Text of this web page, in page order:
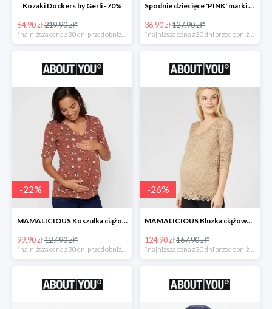
Kozaki Dockers by Gerli -70%
64.90 zł219.90 zł*
Spodnie dziecięce 'PINK' marki GAP -71%
36.90 zł127.90 zł*
-22%
MAMALICIOUS Koszulka ciążowa 'Zana' -26%
99.90 zł127.90 zł*
*najniższa cena z 30 dni przed obniżką
-26%
MAMALICIOUS Bluzka ciążowa -26%
124.90 zł167.90 zł*
*najniższa cena z 30 dni przed obniżką